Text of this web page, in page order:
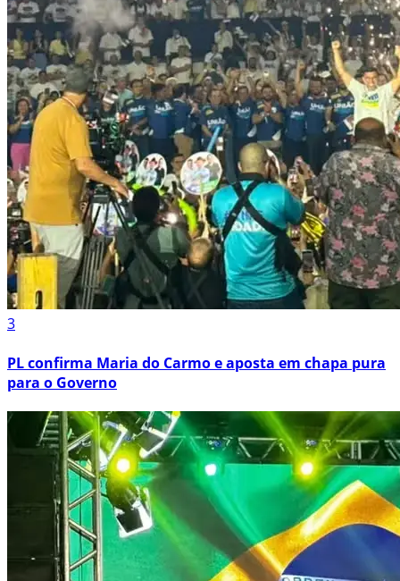
3
PL confirma Maria do Carmo e aposta em chapa pura
para o Governo